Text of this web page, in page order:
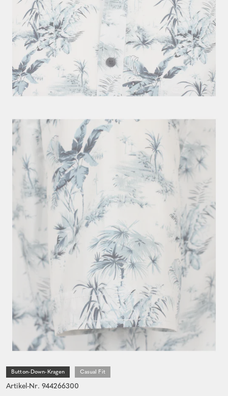
Button-Down-Kragen Casual Fit
Artikel-Nr. 944266300